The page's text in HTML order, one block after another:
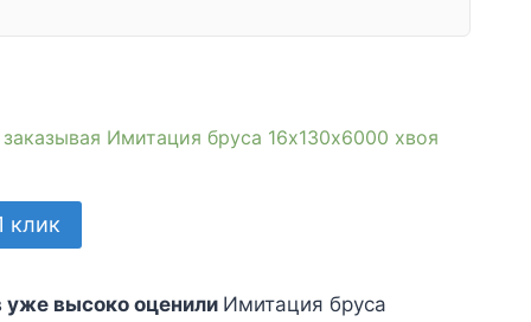
Имитация бруса 16х130х6000 хвоя
клик
высоко оценили Имитация бруса